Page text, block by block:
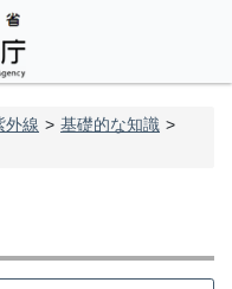
外線
基礎的な知識